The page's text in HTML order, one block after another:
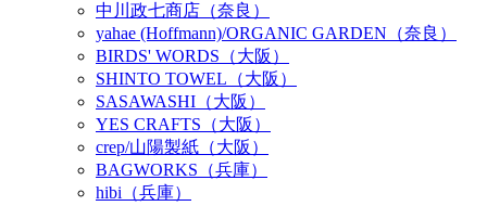
中川政七商店（奈良）
yahae (Hoffmann)/ORGANIC GARDEN（奈良）
BIRDS' WORDS（大阪）
SHINTO TOWEL（大阪）
SASAWASHI（大阪）
YES CRAFTS（大阪）
crep/山陽製紙（大阪）
BAGWORKS（兵庫）
hibi（兵庫）